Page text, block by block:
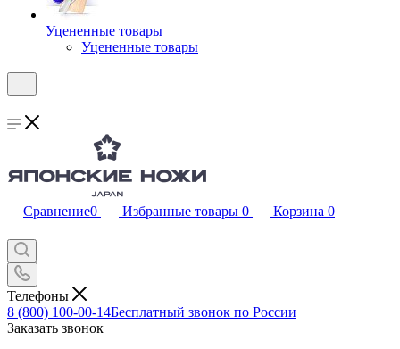
Уцененные товары
Уцененные товары
Сравнение0 Избранные товары 0 Корзина 0
Телефоны
8 (800) 100-00-14Бесплатный звонок по России
Заказать звонок